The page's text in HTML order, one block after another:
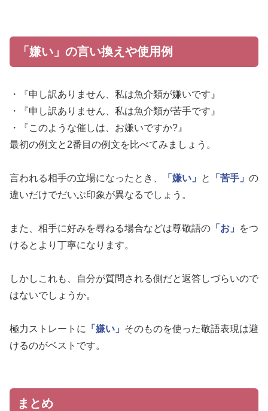
「嫌い」の言い換えや使用例
・『申し訳ありません、私は魚介類が嫌いです』
・『申し訳ありません、私は魚介類が苦手です』
・『このような催しは、お嫌いですか?』
最初の例文と2番目の例文を比べてみましょう。
言われる相手の立場になったとき、 「嫌い」 と 「苦手」 の
違いだけでだいぶ印象が異なるでしょう。
また、相手に好みを尋ねる場合などは尊敬語の 「お」
をつ
けるとより丁寧になります。
しかしこれも、自分が質問される側だと返答しづらいので
はないでしょうか。
極力ストレートに 「嫌い」 そのものを使った敬語表現は避
けるのがベストです。
まとめ